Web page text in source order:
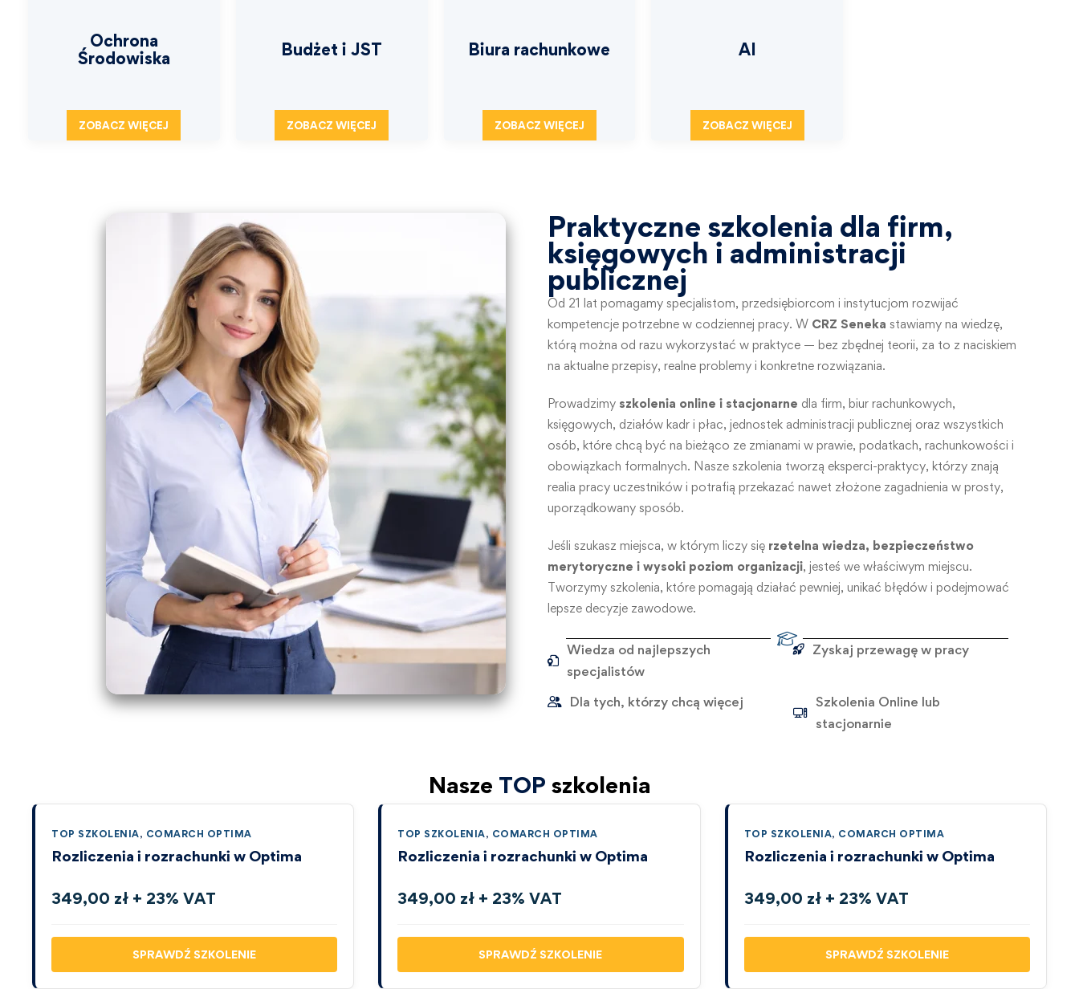
Ochrona
Środowiska
ZOBACZ WIĘCEJ
Budżet i JST
ZOBACZ WIĘCEJ
Biura rachunkowe
ZOBACZ WIĘCEJ
AI
ZOBACZ WIĘCEJ
Praktyczne szkolenia dla firm,
księgowych i administracji
publicznej
Od 21 lat pomagamy specjalistom, przedsiębiorcom i instytucjom rozwijać
kompetencje potrzebne w codziennej pracy. W CRZ Seneka stawiamy na wiedzę,
którą można od razu wykorzystać w praktyce — bez zbędnej teorii, za to z naciskiem
na aktualne przepisy, realne problemy i konkretne rozwiązania.
Prowadzimy szkolenia online i stacjonarne dla firm, biur rachunkowych,
księgowych, działów kadr i płac, jednostek administracji publicznej oraz wszystkich
osób, które chcą być na bieżąco ze zmianami w prawie, podatkach, rachunkowości i
obowiązkach formalnych. Nasze szkolenia tworzą eksperci-praktycy, którzy znają
realia pracy uczestników i potrafią przekazać nawet złożone zagadnienia w prosty,
uporządkowany sposób.
Jeśli szukasz miejsca, w którym liczy się rzetelna wiedza, bezpieczeństwo
merytoryczne i wysoki poziom organizacji, jesteś we właściwym miejscu.
Tworzymy szkolenia, które pomagają działać pewniej, unikać błędów i podejmować
lepsze decyzje zawodowe.
Wiedza od najlepszych
specjalistów
Zyskaj przewagę w pracy
Dla tych, którzy chcą więcej
Szkolenia Online lub
stacjonarnie
Nasze TOP szkolenia
TOP SZKOLENIA, COMARCH OPTIMA
Rozliczenia i rozrachunki w Optima
349,00 zł + 23% VAT
SPRAWDŹ SZKOLENIE
TOP SZKOLENIA, COMARCH OPTIMA
Rozliczenia i rozrachunki w Optima
349,00 zł + 23% VAT
SPRAWDŹ SZKOLENIE
TOP SZKOLENIA, COMARCH OPTIMA
Rozliczenia i rozrachunki w Optima
349,00 zł + 23% VAT
SPRAWDŹ SZKOLENIE